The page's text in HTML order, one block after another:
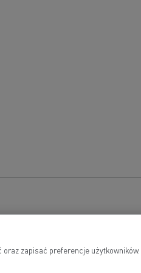
zapisać preferencje